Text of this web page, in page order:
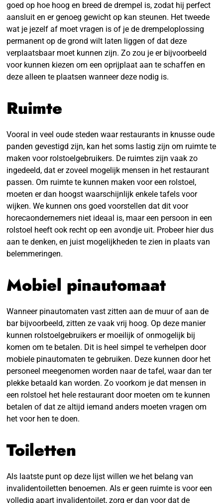
goed op hoe hoog en breed de drempel is, zodat hij perfect
aansluit en er genoeg gewicht op kan steunen. Het tweede
wat je jezelf af moet vragen is of je de drempeloplossing
permanent op de grond wilt laten liggen of dat deze
verplaatsbaar moet kunnen zijn. Zo zou je er bijvoorbeeld
voor kunnen kiezen om een oprijplaat aan te schaffen en
deze alleen te plaatsen wanneer deze nodig is.
Ruimte
Vooral in veel oude steden waar restaurants in knusse oude
panden gevestigd zijn, kan het soms lastig zijn om ruimte te
maken voor rolstoelgebruikers. De ruimtes zijn vaak zo
ingedeeld, dat er zoveel mogelijk mensen in het restaurant
passen. Om ruimte te kunnen maken voor een rolstoel,
moeten er dan hoogst waarschijnlijk enkele tafels voor
wijken. We kunnen ons goed voorstellen dat dit voor
horecaondernemers niet ideaal is, maar een persoon in een
rolstoel heeft ook recht op een avondje uit. Probeer hier dus
aan te denken, en juist mogelijkheden te zien in plaats van
belemmeringen.
Mobiel pinautomaat
Wanneer pinautomaten vast zitten aan de muur of aan de
bar bijvoorbeeld, zitten ze vaak vrij hoog. Op deze manier
kunnen rolstoelgebruikers er moeilijk of onmogelijk bij
komen om te betalen. Dit is heel simpel te verhelpen door
mobiele pinautomaten te gebruiken. Deze kunnen door het
personeel meegenomen worden naar de tafel, waar dan ter
plekke betaald kan worden. Zo voorkom je dat mensen in
een rolstoel het hele restaurant door moeten om te kunnen
betalen of dat ze altijd iemand anders moeten vragen om
het voor hen te doen.
Toiletten
Als laatste punt op deze lijst willen we het belang van
invalidentoiletten benoemen. Als er geen ruimte is voor een
volledig apart invalidentoilet, zorg er dan voor dat de